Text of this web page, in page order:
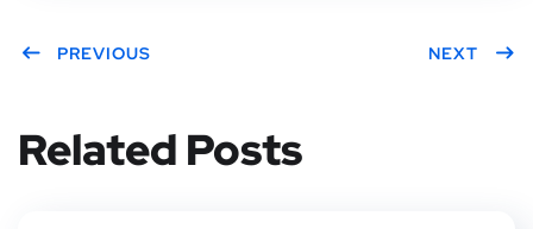
PREVIOUS NEXT
Related Posts